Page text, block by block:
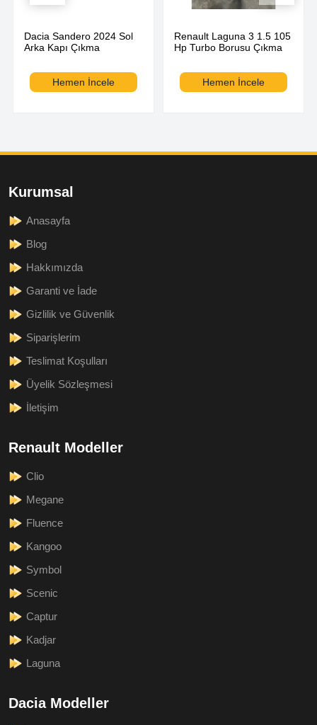
Dacia Sandero 2024 Sol
Arka Kapı Çıkma
Hemen İncele
Renault Laguna 3 1.5 105
Hp Turbo Borusu Çıkma
Hemen İncele
Kurumsal
Anasayfa
Blog
Hakkımızda
Garanti ve İade
Gizlilik ve Güvenlik
Siparişlerim
Teslimat Koşulları
Üyelik Sözleşmesi
İletişim
Renault Modeller
Clio
Megane
Fluence
Kangoo
Symbol
Scenic
Captur
Kadjar
Laguna
Dacia Modeller